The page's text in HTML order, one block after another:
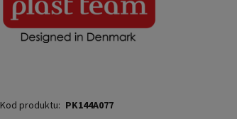
Kod produktu: PK144A077